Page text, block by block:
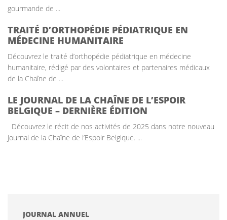
gourmande de ...
TRAITÉ D’ORTHOPÉDIE PÉDIATRIQUE EN
MÉDECINE HUMANITAIRE
Découvrez le traité d’orthopédie pédiatrique en médecine
humanitaire, rédigé par des volontaires et partenaires médicaux
de la Chaîne de ...
LE JOURNAL DE LA CHAÎNE DE L’ESPOIR
BELGIQUE – DERNIÈRE ÉDITION
Découvrez le récit de nos activités de 2025 dans notre nouveau
Journal de la Chaîne de l’Espoir Belgique. ...
JOURNAL ANNUEL